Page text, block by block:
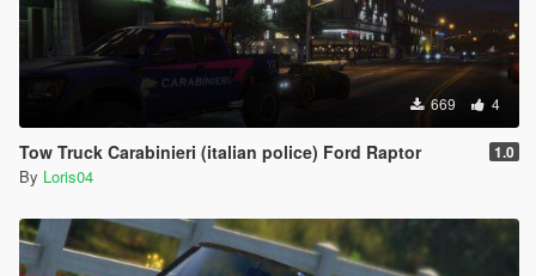
669 4
Tow Truck Carabinieri (italian police) Ford Raptor 1.0
By Loris04